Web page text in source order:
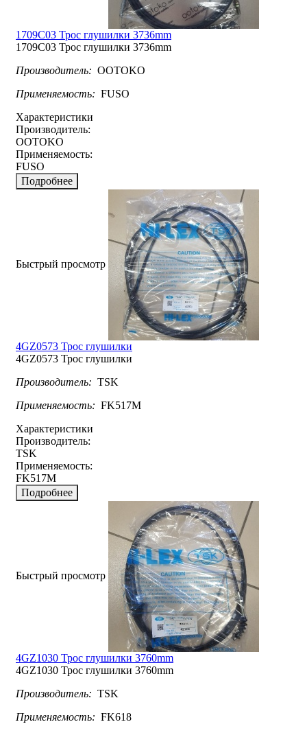
1709C03 Трос глушилки 3736mm
1709C03 Трос глушилки 3736mm
Производитель: OOTOKO
Применяемость: FUSO
Характеристики
Производитель:
OOTOKO
Применяемость:
FUSO
Подробнее
Быстрый просмотр
4GZ0573 Трос глушилки
4GZ0573 Трос глушилки
Производитель: TSK
Применяемость: FK517M
Характеристики
Производитель:
TSK
Применяемость:
FK517M
Подробнее
Быстрый просмотр
4GZ1030 Трос глушилки 3760mm
4GZ1030 Трос глушилки 3760mm
Производитель: TSK
Применяемость: FK618